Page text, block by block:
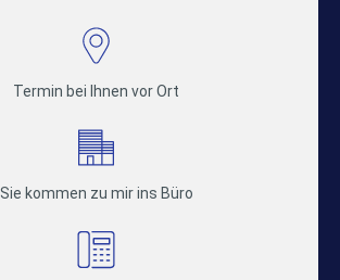
Termin bei Ihnen vor Ort
Sie kommen zu mir ins Büro